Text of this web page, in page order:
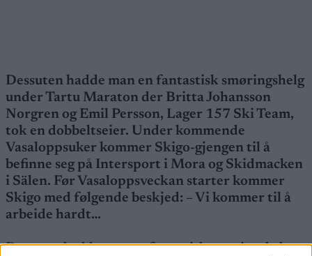
Dessuten hadde man en fantastisk smøringshelg
under Tartu Maraton der Britta Johansson
Norgren og Emil Persson, Lager 157 Ski Team,
tok en dobbeltseier. Under kommende
Vasaloppsuker kommer Skigo-gjengen til å
befinne seg på Intersport i Mora og Skidmacken
i Sälen. Før Vasaloppsveckan starter kommer
Skigo med følgende beskjed: – Vi kommer til å
arbeide hardt…
Dessuten hadde man en fantastisk smøringshelg